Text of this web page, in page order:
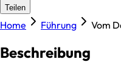
Teilen
Home Führung Vom
Beschreibung